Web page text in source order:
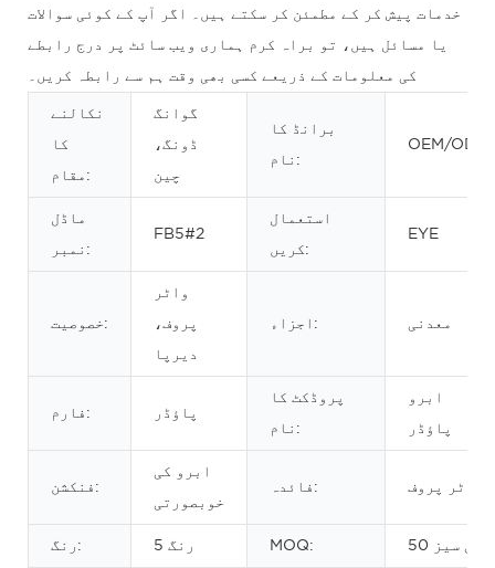
خدمات پیش کر کے مطمئن کر سکتے ہیں۔ اگر آپ کے کوئی سوالات
یا مسائل ہیں، تو براہ کرم ہماری ویب سائٹ پر درج رابطے
کی معلومات کے ذریعے کسی بھی وقت ہم سے رابطہ کریں۔
نکالنے
کا
مقام:
گوانگ
ڈونگ،
چین
برانڈ کا
نام:
OEM/ODM
ماڈل
نمبر:
FB5#2
استعمال
کریں:
EYE
خصوصیت:
واٹر
پروف،
دیرپا
اجزاء: معدنی
فارم: پاؤڈر
پروڈکٹ کا
نام:
ابرو
پاؤڈر
فنکشن:
ابرو کی
خوبصورتی
فائدہ: واٹر پروف
رنگ: 5 رنگ MOQ: 50 پی سیز